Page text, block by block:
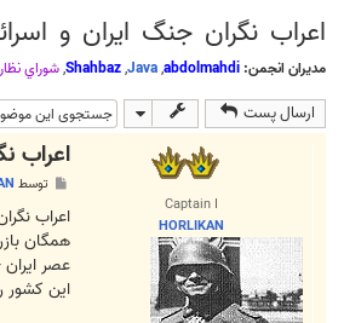
اعراب نگران جنگ ایران و
مدیران انجمن: abdolmahdi
,
Java
,
Shahbaz
,شوراي
ارسال پست
Captain I
HORLIKAN
اعراب
ت
توسط
اعراب
همگان
عصر
این کشور